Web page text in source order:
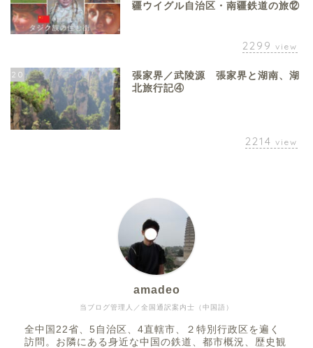
疆ウイグル自治区・南疆鉄道の旅⑫
2299 view
20
張家界／武陵源 張家界と湖南、湖
北旅行記④
2214 view
当ブログ管理人／全国通訳案内士（中国語）
amadeo
全中国22省、5自治区、4直轄市、２特別行政区を遍く
訪問。お隣にある身近な中国の鉄道、都市概況、歴史観